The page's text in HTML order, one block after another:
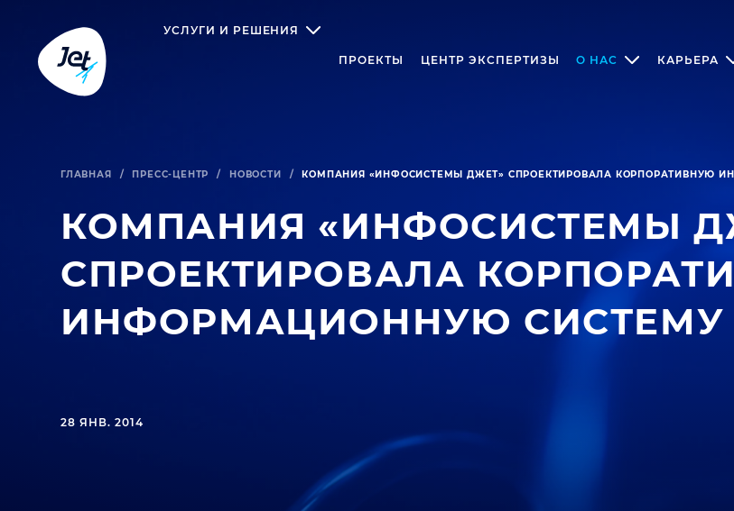
УСЛУГИ И РЕШЕНИЯ
ПРОЕКТЫ ЦЕНТР ЭКСПЕРТИЗЫ О НАС КАРЬЕРА
ГЛАВНАЯ / ПРЕСС-ЦЕНТР / НОВОСТИ / КОМПАНИЯ «ИНФОСИСТЕМЫ ДЖЕТ» СПРОЕКТИРОВАЛА КОРПОРАТИВНУЮ
КОМПАНИЯ «ИНФОСИСТЕМЫ
СПРОЕКТИРОВАЛА
ИНФОРМАЦИОННУЮ СИСТЕМУ
28 ЯНВ. 2014